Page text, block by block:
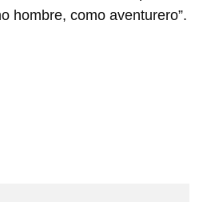
hombre, como aventurero”.